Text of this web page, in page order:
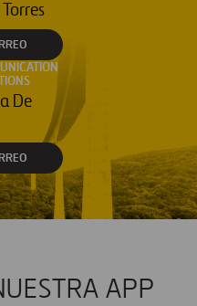
De
APP